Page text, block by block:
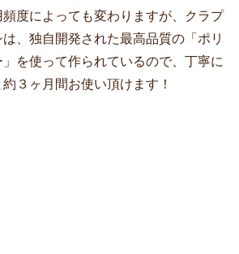
度によっても変わりますが、 クラプ
、独自開発された最高品質の「 ポリ
を使って作られているので、丁寧に
３ヶ月間お使い頂けます！